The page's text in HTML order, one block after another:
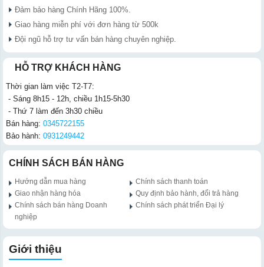
Đảm bảo hàng Chính Hãng 100%.
Giao hàng miễn phí với đơn hàng từ 500k
Đội ngũ hỗ trợ tư vấn bán hàng chuyên nghiệp.
HỖ TRỢ KHÁCH HÀNG
Thời gian làm việc T2-T7:
- Sáng 8h15 - 12h, chiều 1h15-5h30
- Thứ 7 làm đến 3h30 chiều
Bán hàng: 0345722155
Bảo hành: 0931249442
CHÍNH SÁCH BÁN HÀNG
Hướng dẫn mua hàng
Chính sách thanh toán
Giao nhận hàng hóa
Quy định bảo hành, đổi trả hàng
Chính sách bán hàng Doanh
nghiệp
Chính sách phát triển Đại lý
Giới thiệu